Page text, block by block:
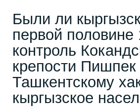
Были ли
первой половине
контроль
крепости
Ташкентскому
кыргызское